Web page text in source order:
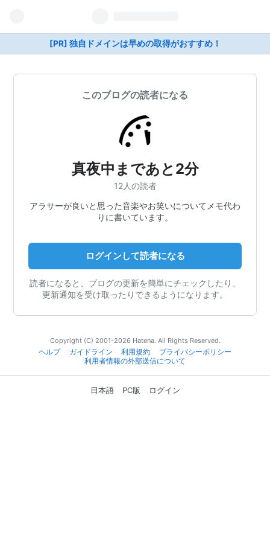
[PR] 独自ドメインは早めの取得がおすすめ！
このブログの読者になる
真夜中まであと2分
12人の読者
アラサーが良いと思った音楽やお笑いについてメモ代わ
りに書いています。
ログインして読者になる
読者になると、ブログの更新を簡単にチェックしたり、
更新通知を受け取ったりできるようになります。
Copyright (C) 2001-2026 Hatena. All Rights Reserved.
ヘルプ
ガイドライン 利用規約
プライバシーポリシー
利用者情報の外部送信について
日本語 PC版 ログイン